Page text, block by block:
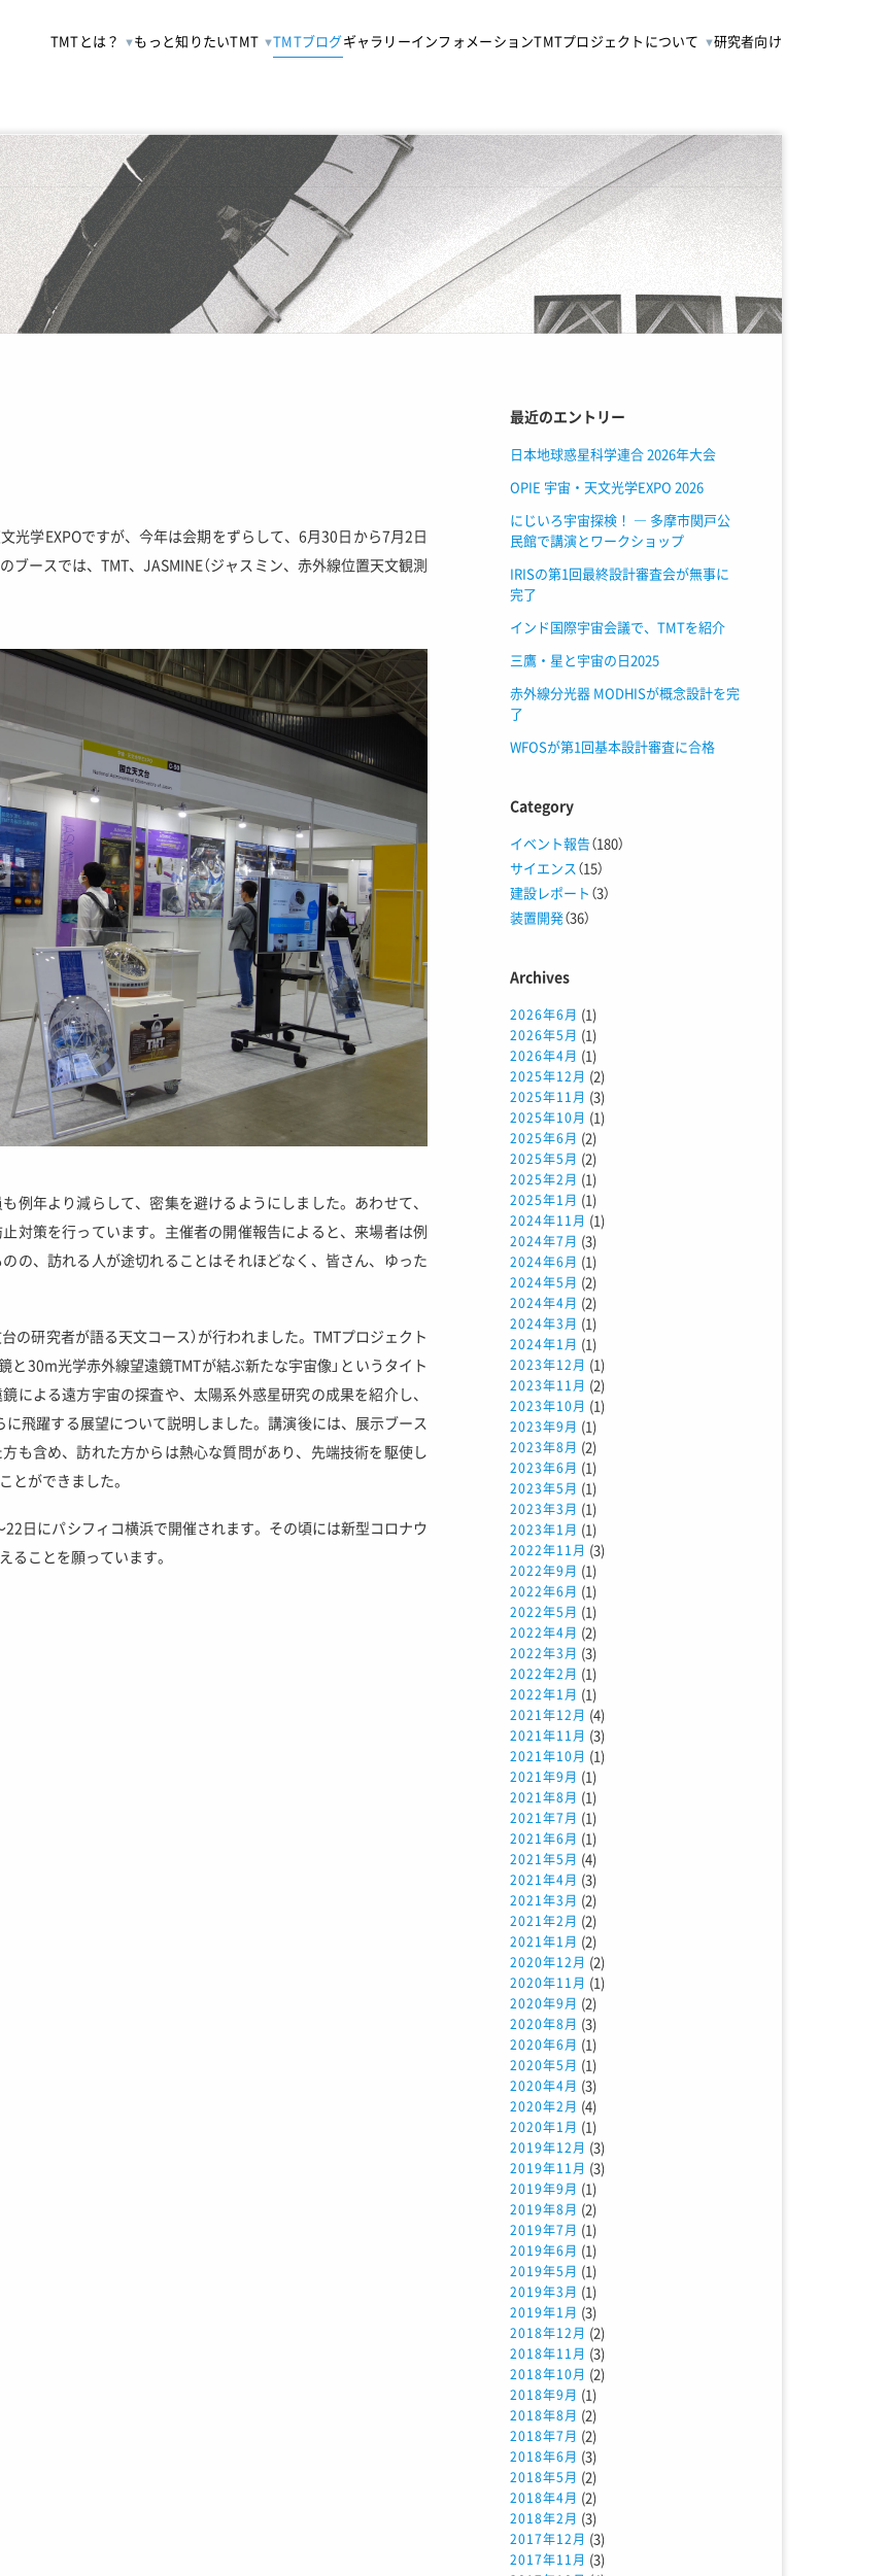
TMTとは？ もっと知りたいTMT TMTブログギャラリーインフォメーションTMTプロジェクトについて 研究者向け
光学EXPOですが、今年は会期をずらして、6月30日から7月2日
ースでは、TMT、JASMINE（ジャスミン、赤外線位置天文観測
例年より減らして、密集を避けるようにしました。あわせて、
対策を行っています。主催者の開催報告によると、来場者は例
の、訪れる人が途切れることはそれほどなく、皆さん、ゆった
の研究者が語る天文コース）が行われました。TMTプロジェクト
と30m光学赤外線望遠鏡TMTが結ぶ新たな宇宙像」というタイト
による遠方宇宙の探査や、太陽系外惑星研究の成果を紹介し、
飛躍する展望について説明しました。講演後には、展示ブース
も含め、訪れた方からは熱心な質問があり、先端技術を駆使し
とができました。
日にパシフィコ横浜で開催されます。その頃には新型コロナウ
ることを願っています。
最近のエントリー
日本地球惑星科学連合 2026年大会
OPIE 宇宙・天文光学EXPO 2026
にじいろ宇宙探検！ ― 多摩市関戸公
民館で講演とワークショップ
IRISの第1回最終設計審査会が無事に
完了
インド国際宇宙会議で、TMTを紹介
三鷹・星と宇宙の日2025
赤外線分光器 MODHISが概念設計を完
了
WFOSが第1回基本設計審査に合格
Category
イベント報告（180）
サイエンス （15）
建設レポート （3）
装置開発（36）
Archives
2026年6月 (1)
2026年5月 (1)
2026年4月 (1)
2025年12月 (2)
2025年11月 (3)
2025年10月 (1)
2025年6月 (2)
2025年5月 (2)
2025年2月 (1)
2025年1月 (1)
2024年11月 (1)
2024年7月 (3)
2024年6月 (1)
2024年5月 (2)
2024年4月 (2)
2024年3月 (1)
2024年1月 (1)
2023年12月 (1)
2023年11月 (2)
2023年10月 (1)
2023年9月 (1)
2023年8月 (2)
2023年6月 (1)
2023年5月 (1)
2023年3月 (1)
2023年1月 (1)
2022年11月 (3)
2022年9月 (1)
2022年6月 (1)
2022年5月 (1)
2022年4月 (2)
2022年3月 (3)
2022年2月 (1)
2022年1月 (1)
2021年12月 (4)
2021年11月 (3)
2021年10月 (1)
2021年9月 (1)
2021年8月 (1)
2021年7月 (1)
2021年6月 (1)
2021年5月 (4)
2021年4月 (3)
2021年3月 (2)
2021年2月 (2)
2021年1月 (2)
2020年12月 (2)
2020年11月 (1)
2020年9月 (2)
2020年8月 (3)
2020年6月 (1)
2020年5月 (1)
2020年4月 (3)
2020年2月 (4)
2020年1月 (1)
2019年12月 (3)
2019年11月 (3)
2019年9月 (1)
2019年8月 (2)
2019年7月 (1)
2019年6月 (1)
2019年5月 (1)
2019年3月 (1)
2019年1月 (3)
2018年12月 (2)
2018年11月 (3)
2018年10月 (2)
2018年9月 (1)
2018年8月 (2)
2018年7月 (2)
2018年6月 (3)
2018年5月 (2)
2018年4月 (2)
2018年2月 (3)
2017年12月 (3)
2017年11月 (3)